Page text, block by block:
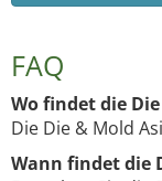
FAQ
Wo findet die
Die Die & Mold
Wann findet die